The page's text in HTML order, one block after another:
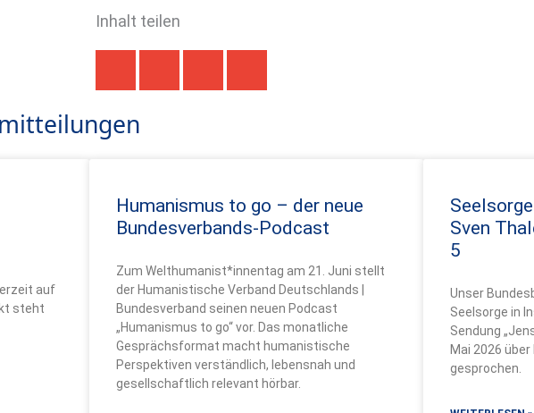
Inhalt teilen
auf
steht
Humanismus to go – der neue
Bundesverbands-Podcast
Zum Welthumanist*innentag am 21. Juni stellt
der Humanistische Verband Deutschlands |
Bundesverband seinen neuen Podcast
„Humanismus to go“ vor. Das monatliche
Gesprächsformat macht humanistische
Perspektiven verständlich, lebensnah und
gesellschaftlich relevant hörbar.
Sven
5
Unser
Seelsorge in
Sendung
Mai 2026
gesprochen.